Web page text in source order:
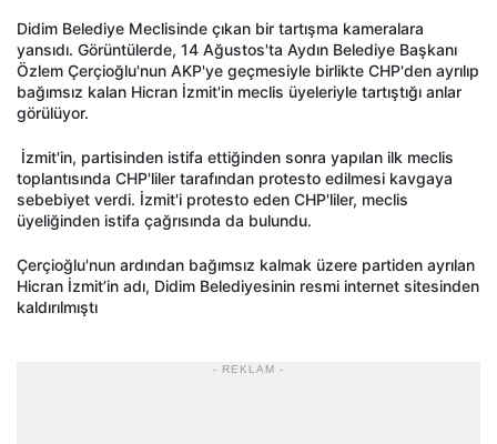
Didim Belediye Meclisinde çıkan bir tartışma kameralara
yansıdı. Görüntülerde, 14 Ağustos'ta Aydın Belediye Başkanı
Özlem Çerçioğlu'nun AKP'ye geçmesiyle birlikte CHP'den ayrılıp
bağımsız kalan Hicran İzmit'in meclis üyeleriyle tartıştığı anlar
görülüyor.
İzmit'in, partisinden istifa ettiğinden sonra yapılan ilk meclis
toplantısında CHP'liler tarafından protesto edilmesi kavgaya
sebebiyet verdi. İzmit'i protesto eden CHP'liler, meclis
üyeliğinden istifa çağrısında da bulundu.
Çerçioğlu'nun ardından bağımsız kalmak üzere partiden ayrılan
Hicran İzmit’in adı, Didim Belediyesinin resmi internet sitesinden
kaldırılmıştı
- REKLAM -